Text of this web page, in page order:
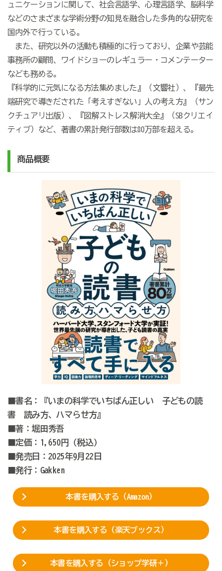
ュニケーションに関して、社会言語学、心理言語学、脳科学
などのさまざまな学術分野の知見を融合した多角的な研究を
国内外で行っている。
また、研究以外の活動も積極的に行っており、企業や芸能
事務所の顧問、ワイドショーのレギュラー・コメンテーター
なども務める。
『科学的に元気になる方法集めました』（文響社）、『最先
端研究で導きだされた「考えすぎない」人の考え方』（サン
クチュアリ出版）、『図解ストレス解消大全』（SBクリエイ
ティブ）など、著書の累計発行部数は80万部を超える。
商品概要
■書名：『いまの科学でいちばん正しい 子どもの読
書 読み方、ハマらせ方』
■著：堀田秀吾
■定価：1,650円（税込）
■発売日：2025年9月22日
■発行：Gakken
本書を購入する（Amazon）
本書を購入する（楽天ブックス）
本書を購入する（ショップ学研＋）